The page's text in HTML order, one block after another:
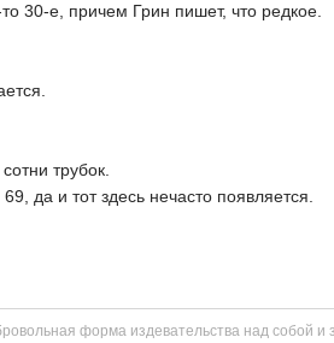
30-е, причем Грин пишет, что редкое.
трубок.
да и тот здесь нечасто появляется.
форма издевательства над собой